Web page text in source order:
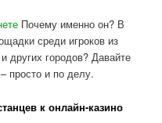
Почему именно он? В
среди игроков из
городов? Давайте
просто и по делу.
к онлайн-казино